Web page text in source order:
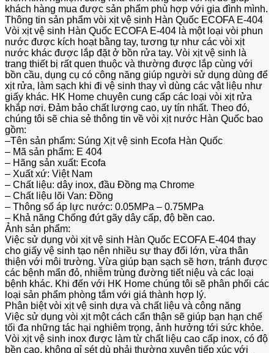
khách hàng mua được sản phẩm phù hợp với gia đình mình.
Thông tin sản phẩm vòi xịt vệ sinh Hàn Quốc ECOFA E-404
Vòi xịt vệ sinh Hàn Quốc ECOFA E-404 là một loại vòi phun
nước được kích hoạt bằng tay, tương tự như các vòi xịt
nước khác được lắp đặt ở bồn rửa tay. Vòi xịt vệ sinh là
trang thiết bị rất quen thuộc và thường được lắp cùng với
bồn cầu, dụng cụ có công năng giúp người sử dụng dùng để
xịt rửa, làm sạch khi đi vệ sinh thay vì dùng các vật liệu như
giấy khác. HK Home chuyên cung cấp các loại vòi xịt rửa
khắp nơi. Đảm bảo chất lượng cao, uy tín nhất. Theo đó,
chúng tôi sẽ chia sẻ thông tin về vòi xịt nước Hàn Quốc bao
gồm:
–Tên sản phẩm: Súng Xịt vệ sinh Ecofa Hàn Quốc
– Mã sản phẩm: E 404
– Hãng sản xuất: Ecofa
– Xuất xứ: Việt Nam
– Chất liệu: dây inox, đầu Đồng mạ Chrome
– Chất liệu lõi Van: Đồng
– Thông số áp lực nước: 0.05MPa – 0.75MPa
– Khả năng Chống đứt gãy dây cấp, độ bền cao.
Ảnh sản phẩm:
Việc sử dụng vòi xịt vệ sinh Hàn Quốc ECOFA E-404 thay
cho giấy vệ sinh tạo nên nhiều sự thay đổi lớn, vừa thân
thiện với môi trường. Vừa giúp bạn sạch sẽ hơn, tránh được
các bệnh mẩn đỏ, nhiễm trùng đường tiết niệu và các loại
bệnh khác. Khi đến với HK Home chúng tôi sẽ phân phối các
loại sản phẩm phòng tắm với giá thành hợp lý.
Phân biệt vòi xịt vệ sinh dựa và chất liệu và công năng
Việc sử dụng vòi xịt một cách cẩn thận sẽ giúp bạn hạn chế
tối đa những tác hại nghiêm trọng, ảnh hưởng tới sức khỏe.
Vòi xịt vệ sinh inox được làm từ chất liệu cao cấp inox, có độ
bền cao, không gỉ sét dù phải thường xuyên tiếp xúc với